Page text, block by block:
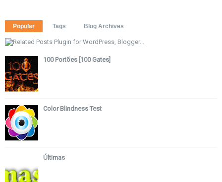
Popular Tags Blog Archives
100 Portões [100 Gates]
Color Blindness Test
Últimas